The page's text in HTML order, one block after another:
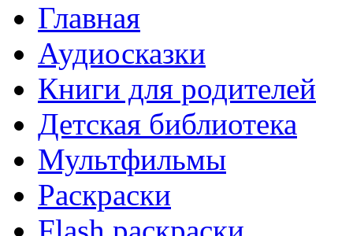
Главная
Аудиосказки
Книги для родителей
Детская библиотека
Мультфильмы
Раскраски